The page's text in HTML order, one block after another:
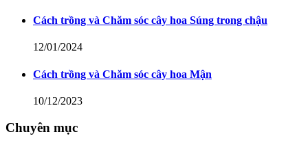
Cách trồng và Chăm sóc cây hoa Súng trong chậu
12/01/2024
Cách trồng và Chăm sóc cây hoa Mận
10/12/2023
Chuyên mục